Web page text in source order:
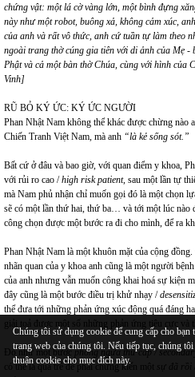
chứng vật: một lá cờ vàng lớn, một bình đựng
này như một robot, buông xả, không cảm xúc,
của anh và rất vô thức, anh cứ tuần tự làm theo
ngoài trang thờ cúng gia tiên với di ảnh của Mẹ -
Phật và cả một bàn thờ Chúa, cùng với hình của
Vinh]
RŨ BỎ KÝ ỨC: KÝ ỨC NGƯỜI
Phan Nhật Nam không thể khác được chừng nào
Chiến Tranh Việt Nam, mà anh “là kẻ sống sót.”
Bất cứ ở đâu và bao giờ, với quan điểm y khoa,
với rủi ro cao /high risk patient, sau một lần tự
mà Nam phủ nhận chỉ muốn gọi đó là một chọn
sẽ có một lần thứ hai, thứ ba… và tới một lúc nào
công chọn được một bước ra đi cho mình, để ra
Phan Nhật Nam là một khuôn mặt của cộng
nhãn quan của y khoa anh cũng là một người
của anh nhưng vẫn muốn công khai hoá sự kiện
đây cũng là một bước điều trị khử nhạy /
thể đưa tới những phản ứng xúc động quá đáng
giải toả được một số những phản ứng tiêu cực và
Đó như một bướcphòng ngừa thứ cấp /
có thể là quá trễ để phải chứng kiến một
sự đã rồi
Chúng tôi sử dụng cookie để cung cấp cho bạn
trang web của chúng tôi. Nếu tiếp tục, chúng
thuận cookie cho mục đích này.